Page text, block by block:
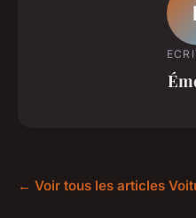
← Voir tous les articles